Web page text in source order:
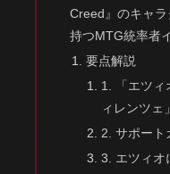
Creed』のキャ
持つMTG統率者
要点解説
1. 「エツィ
ィレンツェ
2. サポート
3. エツィオ